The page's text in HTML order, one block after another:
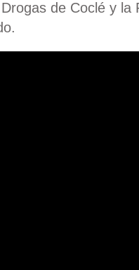
de Coclé y